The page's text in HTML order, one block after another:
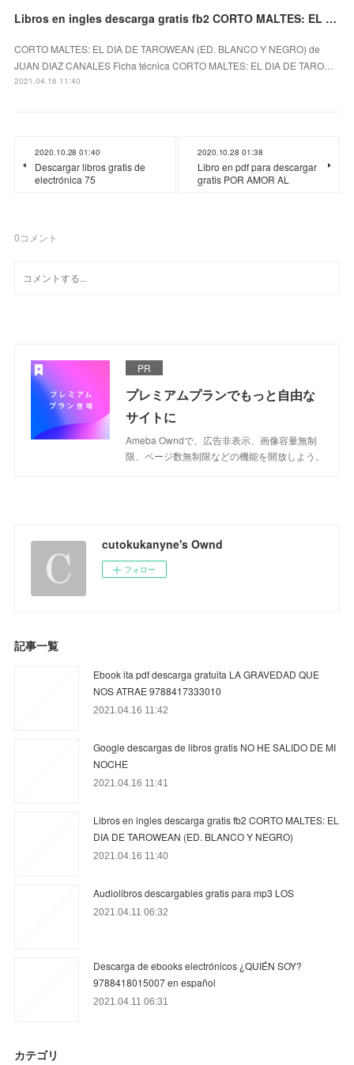
Libros en ingles descarga gratis fb2 CORTO MALTES: EL DIA DE TAROWEAN (ED. BLANCO Y NEGRO)
CORTO MALTES: EL DIA DE TAROWEAN (ED. BLANCO Y NEGRO) de
JUAN DIAZ CANALES Ficha técnica CORTO MALTES: EL DIA DE TARO…
2021.04.16 11:40
2020.10.28 01:40
Descargar libros gratis de
electrónica 75
2020.10.28 01:38
Libro en pdf para descargar
gratis POR AMOR AL
0コメント
PR
プレミアムプランでもっと自由な
サイトに
Ameba Owndで、広告非表示、画像容量無制
限、ページ数無制限などの機能を開放しよう。
cutokukanyne's Ownd
フォロー
記事一覧
Ebook ita pdf descarga gratuita LA GRAVEDAD QUE
NOS ATRAE 9788417333010
2021.04.16 11:42
Google descargas de libros gratis NO HE SALIDO DE MI
NOCHE
2021.04.16 11:41
Libros en ingles descarga gratis fb2 CORTO MALTES: EL
DIA DE TAROWEAN (ED. BLANCO Y NEGRO)
2021.04.16 11:40
Audiolibros descargables gratis para mp3 LOS
2021.04.11 06:32
Descarga de ebooks electrónicos ¿QUIÉN SOY?
9788418015007 en español
2021.04.11 06:31
カテゴリ